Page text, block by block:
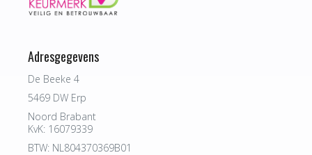
Adresgegevens
De Beeke 4
5469 DW Erp
Noord Brabant
KvK: 16079339
BTW: NL804370369B01